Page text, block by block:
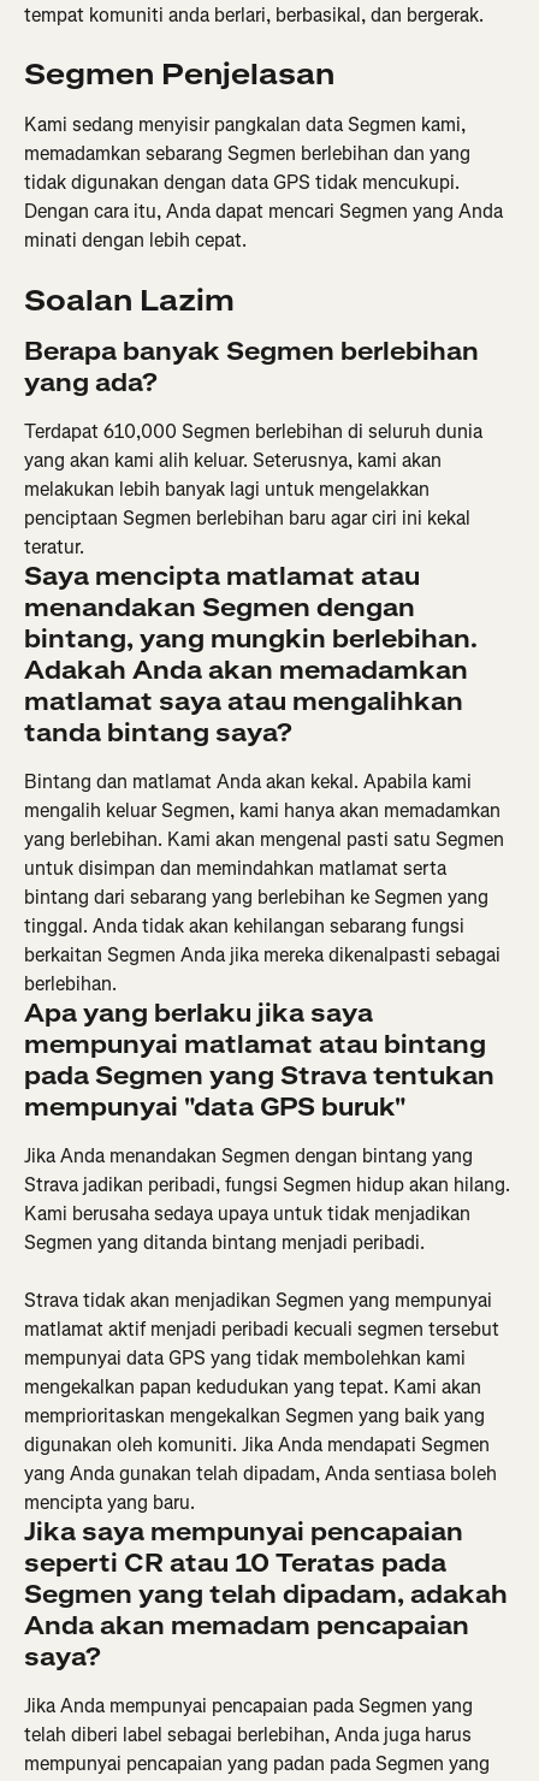
tempat komuniti anda berlari, berbasikal, dan bergerak.
Segmen Penjelasan
Kami sedang menyisir pangkalan data Segmen kami,
memadamkan sebarang Segmen berlebihan dan yang
tidak digunakan dengan data GPS tidak mencukupi.
Dengan cara itu, Anda dapat mencari Segmen yang Anda
minati dengan lebih cepat.
Soalan Lazim
Berapa banyak Segmen berlebihan
yang ada?
Terdapat 610,000 Segmen berlebihan di seluruh dunia
yang akan kami alih keluar. Seterusnya, kami akan
melakukan lebih banyak lagi untuk mengelakkan
penciptaan Segmen berlebihan baru agar ciri ini kekal
teratur.
Saya mencipta matlamat atau
menandakan Segmen dengan
bintang, yang mungkin berlebihan.
Adakah Anda akan memadamkan
matlamat saya atau mengalihkan
tanda bintang saya?
Bintang dan matlamat Anda akan kekal. Apabila kami
mengalih keluar Segmen, kami hanya akan memadamkan
yang berlebihan. Kami akan mengenal pasti satu Segmen
untuk disimpan dan memindahkan matlamat serta
bintang dari sebarang yang berlebihan ke Segmen yang
tinggal. Anda tidak akan kehilangan sebarang fungsi
berkaitan Segmen Anda jika mereka dikenalpasti sebagai
berlebihan.
Apa yang berlaku jika saya
mempunyai matlamat atau bintang
pada Segmen yang Strava tentukan
mempunyai "data GPS buruk"
Jika Anda menandakan Segmen dengan bintang yang
Strava jadikan peribadi, fungsi Segmen hidup akan hilang.
Kami berusaha sedaya upaya untuk tidak menjadikan
Segmen yang ditanda bintang menjadi peribadi.
Strava tidak akan menjadikan Segmen yang mempunyai
matlamat aktif menjadi peribadi kecuali segmen tersebut
mempunyai data GPS yang tidak membolehkan kami
mengekalkan papan kedudukan yang tepat. Kami akan
memprioritaskan mengekalkan Segmen yang baik yang
digunakan oleh komuniti. Jika Anda mendapati Segmen
yang Anda gunakan telah dipadam, Anda sentiasa boleh
mencipta yang baru.
Jika saya mempunyai pencapaian
seperti CR atau 10 Teratas pada
Segmen yang telah dipadam, adakah
Anda akan memadam pencapaian
saya?
Jika Anda mempunyai pencapaian pada Segmen yang
telah diberi label sebagai berlebihan, Anda juga harus
mempunyai pencapaian yang padan pada Segmen yang